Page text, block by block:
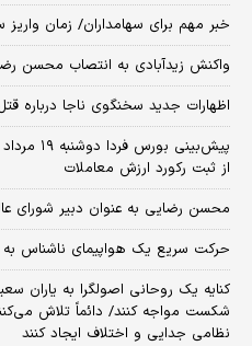
خبر مهم برای سهامداران/ زمان
واکنش زیدآبادی به انتصاب محسن
اظهارات جدید سخنگوی ناجا درباره
از ثبت رکورد ارزش معاملات
محسن رضایی به عنوان دبیر شورای
حرکت سریع یک هواپیمای ناشناس به
کنایه یک روحانی اصولگرا به یاران
شکست مواجه کنند/ دائماً تلاش
نظامی جدایی و اختلاف ایجاد کنند